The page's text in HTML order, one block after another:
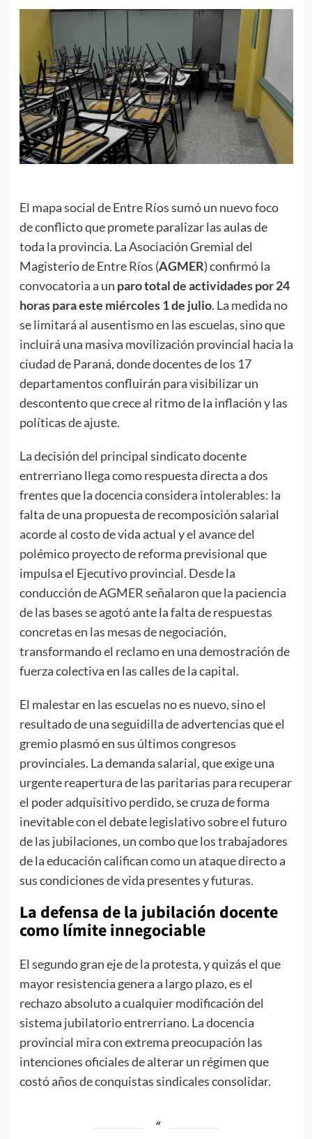
El mapa social de Entre Ríos sumó un nuevo foco
de conflicto que promete paralizar las aulas de
toda la provincia. La Asociación Gremial del
Magisterio de Entre Ríos (AGMER) confirmó la
convocatoria a un paro total de actividades por 24
horas para este miércoles 1 de julio. La medida no
se limitará al ausentismo en las escuelas, sino que
incluirá una masiva movilización provincial hacia la
ciudad de Paraná, donde docentes de los 17
departamentos confluirán para visibilizar un
descontento que crece al ritmo de la inflación y las
políticas de ajuste.
La decisión del principal sindicato docente
entrerriano llega como respuesta directa a dos
frentes que la docencia considera intolerables: la
falta de una propuesta de recomposición salarial
acorde al costo de vida actual y el avance del
polémico proyecto de reforma previsional que
impulsa el Ejecutivo provincial. Desde la
conducción de AGMER señalaron que la paciencia
de las bases se agotó ante la falta de respuestas
concretas en las mesas de negociación,
transformando el reclamo en una demostración de
fuerza colectiva en las calles de la capital.
El malestar en las escuelas no es nuevo, sino el
resultado de una seguidilla de advertencias que el
gremio plasmó en sus últimos congresos
provinciales. La demanda salarial, que exige una
urgente reapertura de las paritarias para recuperar
el poder adquisitivo perdido, se cruza de forma
inevitable con el debate legislativo sobre el futuro
de las jubilaciones, un combo que los trabajadores
de la educación califican como un ataque directo a
sus condiciones de vida presentes y futuras.
La defensa de la jubilación docente
como límite innegociable
El segundo gran eje de la protesta, y quizás el que
mayor resistencia genera a largo plazo, es el
rechazo absoluto a cualquier modificación del
sistema jubilatorio entrerriano. La docencia
provincial mira con extrema preocupación las
intenciones oficiales de alterar un régimen que
costó años de conquistas sindicales consolidar.